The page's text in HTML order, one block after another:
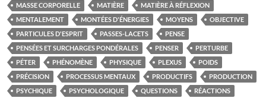
MASSE CORPORELLE
MATIÈRE
MATIÈRE À RÉFLEXION
MENTALEMENT
MONTÉES D'ÉNERGIES MOYENS
OBJECTIVE
PARTICULES D'ESPRIT
PASSES-LACETS
PENSE
PENSÉES ET SURCHARGES PONDÉRALES
PENSER
PERTURBE
PÉTER
PHÉNOMÈNE PHYSIQUE PLEXUS
POIDS
PRÉCISION
PROCESSUS MENTAUX PRODUCTIFS
PRODUCTION
PSYCHIQUE
PSYCHOLOGIQUE QUESTIONS
RÉACTIONS